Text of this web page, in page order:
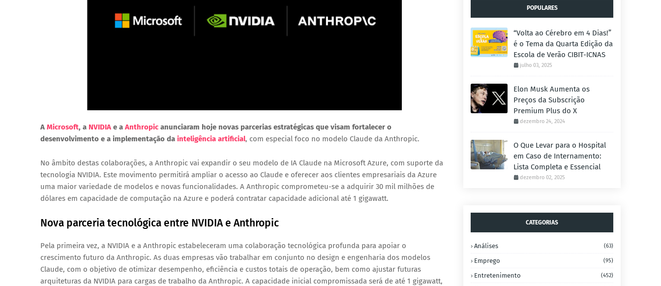
A Microsoft, a NVIDIA e a Anthropic anunciaram hoje novas parcerias estratégicas que visam fortalecer o
desenvolvimento e a implementação da inteligência artificial, com especial foco no modelo Claude da Anthropic.
No âmbito destas colaborações, a Anthropic vai expandir o seu modelo de IA Claude na Microsoft Azure, com suporte da
tecnologia NVIDIA. Este movimento permitirá ampliar o acesso ao Claude e oferecer aos clientes empresariais da Azure
uma maior variedade de modelos e novas funcionalidades. A Anthropic comprometeu-se a adquirir 30 mil milhões de
dólares em capacidade de computação na Azure e poderá contratar capacidade adicional até 1 gigawatt.
Nova parceria tecnológica entre NVIDIA e Anthropic
Pela primeira vez, a NVIDIA e a Anthropic estabeleceram uma colaboração tecnológica profunda para apoiar o
crescimento futuro da Anthropic. As duas empresas vão trabalhar em conjunto no design e engenharia dos modelos
Claude, com o objetivo de otimizar desempenho, eficiência e custos totais de operação, bem como ajustar futuras
arquiteturas da NVIDIA para cargas de trabalho da Anthropic. A capacidade inicial compromissada será de até 1 gigawatt,
POPULARES
“Volta ao Cérebro em 4 Dias!”
é o Tema da Quarta Edição da
Escola de Verão CIBIT-ICNAS
julho 03, 2025
Elon Musk Aumenta os
Preços da Subscrição
Premium Plus do X
dezembro 24, 2024
O Que Levar para o Hospital
em Caso de Internamento:
Lista Completa e Essencial
dezembro 02, 2025
CATEGORIAS
Análises (63)
Emprego (95)
Entretenimento (452)